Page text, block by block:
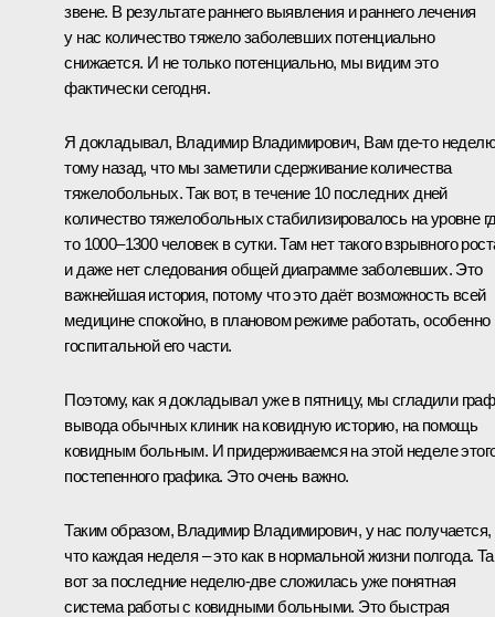
звене. В результате раннего выявления и раннего лечения
у нас количество тяжело заболевших потенциально
снижается. И не только потенциально, мы видим это
фактически сегодня.
Я докладывал, Владимир Владимирович, Вам где-то неделю
тому назад, что мы заметили сдерживание количества
тяжелобольных. Так вот, в течение 10 последних дней
количество тяжелобольных стабилизировалось на уровне
то 1000–1300 человек в сутки. Там нет такого взрывного
и даже нет следования общей диаграмме заболевших. Это
важнейшая история, потому что это даёт возможность всей
медицине спокойно, в плановом режиме работать, особенно
госпитальной его части.
Поэтому, как я докладывал уже в пятницу, мы сгладили
вывода обычных клиник на ковидную историю, на помощь
ковидным больным. И придерживаемся на этой неделе
постепенного графика. Это очень важно.
Таким образом, Владимир Владимирович, у нас получается,
что каждая неделя – это как в нормальной жизни полгода.
вот за последние неделю-две сложилась уже понятная
система работы с ковидными больными. Это быстрая